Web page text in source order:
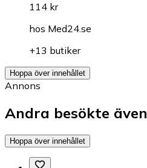
114 kr
hos Med24.se
+13 butiker
Hoppa över innehållet
Annons
Andra besökte även
Hoppa över innehållet